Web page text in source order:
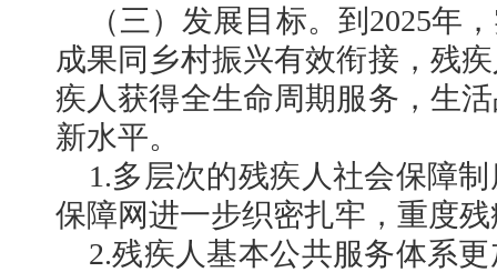
（三）发展目标。到2025年
成果同乡村振兴有效衔接，残
疾人获得全生命周期服务，生
新水平。
1.多层次的残疾人社会保障
保障网进一步织密扎牢，重度
2.残疾人基本公共服务体系